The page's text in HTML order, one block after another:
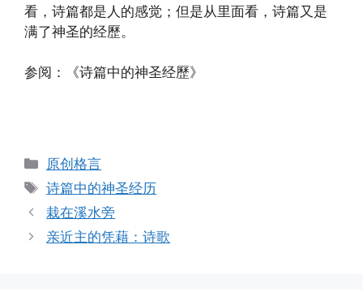
看，诗篇都是人的感觉；但是从里面看，诗篇又是
满了神圣的经歷。
参阅：《诗篇中的神圣经歷》
Categories
原创格言
Tags
诗篇中的神圣经历
栽在溪水旁
亲近主的凭藉：诗歌